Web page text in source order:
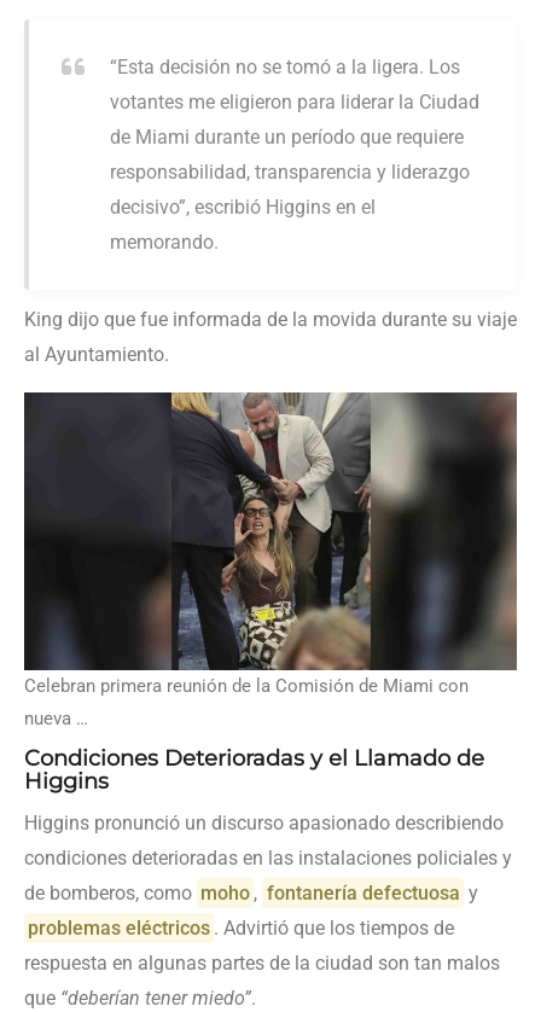
“Esta decisión no se tomó a la ligera. Los
votantes me eligieron para liderar la Ciudad
de Miami durante un período que requiere
responsabilidad, transparencia y liderazgo
decisivo”, escribió Higgins en el
memorando.
King dijo que fue informada de la movida durante su viaje
al Ayuntamiento.
Celebran primera reunión de la Comisión de Miami con
nueva …
Condiciones Deterioradas y el Llamado de
Higgins
Higgins pronunció un discurso apasionado describiendo
condiciones deterioradas en las instalaciones policiales y
de bomberos, como moho , fontanería defectuosa y
problemas eléctricos . Advirtió que los tiempos de
respuesta en algunas partes de la ciudad son tan malos
que “deberían tener miedo”.